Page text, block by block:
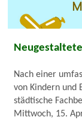
Nach einer
von Kindern und
städtische
Mittwoch, 15.